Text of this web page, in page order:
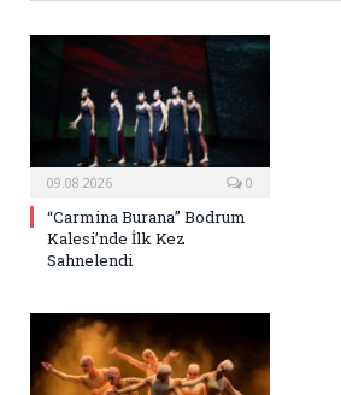
09.08.2026 0
“Carmina Burana” Bodrum
Kalesi’nde İlk Kez
Sahnelendi